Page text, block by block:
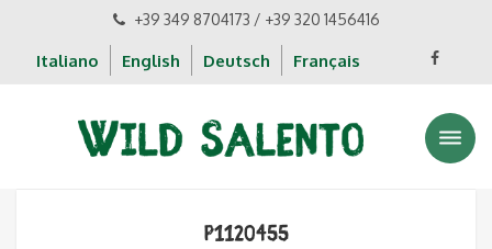
+39 349 8704173 / +39 320 1456416
Italiano English Deutsch Français
P1120455